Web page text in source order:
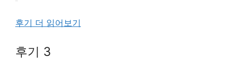
후기 더 읽어보기
후기 3